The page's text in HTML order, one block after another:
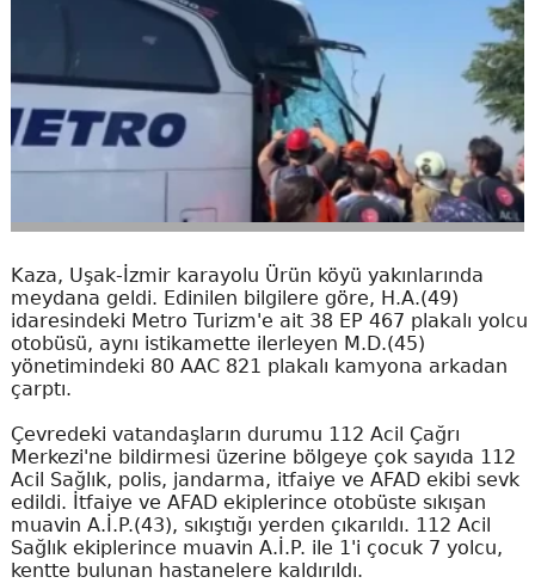
Kaza, Uşak-İzmir karayolu Ürün köyü yakınlarında
meydana geldi. Edinilen bilgilere göre, H.A.(49)
idaresindeki Metro Turizm'e ait 38 EP 467 plakalı yolcu
otobüsü, aynı istikamette ilerleyen M.D.(45)
yönetimindeki 80 AAC 821 plakalı kamyona arkadan
çarptı.
Çevredeki vatandaşların durumu 112 Acil Çağrı
Merkezi'ne bildirmesi üzerine bölgeye çok sayıda 112
Acil Sağlık, polis, jandarma, itfaiye ve AFAD ekibi sevk
edildi. İtfaiye ve AFAD ekiplerince otobüste sıkışan
muavin A.İ.P.(43), sıkıştığı yerden çıkarıldı. 112 Acil
Sağlık ekiplerince muavin A.İ.P. ile 1'i çocuk 7 yolcu,
kentte bulunan hastanelere kaldırıldı.